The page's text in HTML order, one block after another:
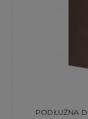
PODŁUŻNA